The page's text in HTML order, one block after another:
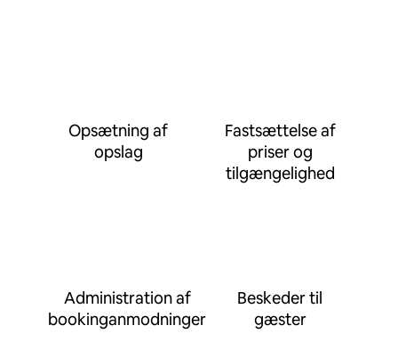
Opsætning af
opslag
Fastsættelse af
priser og
tilgængelighed
Administration af
bookinganmodninger
Beskeder til
gæster